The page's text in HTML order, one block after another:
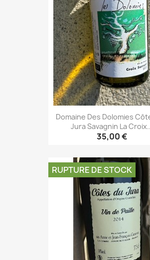
Domaine Des Dolomies
Jura Savagnin La
35,00 €
RUPTURE DE STOCK